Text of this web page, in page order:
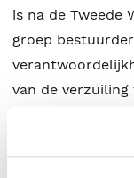
is na de Tweede
groep
van de
NGC naar